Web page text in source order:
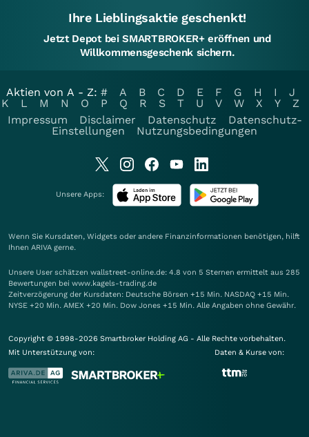
Ihre Lieblingsaktie geschenkt!
Jetzt Depot bei SMARTBROKER+ eröffnen und
Willkommensgeschenk sichern.
Aktien von A - Z: # A B C D E F G H I
J
K
L M N O P Q R S T U V W X Y
Z
Impressum
Disclaimer Datenschutz
Datenschutz-
Einstellungen
Nutzungsbedingungen
Unsere Apps:
Wenn Sie Kursdaten, Widgets oder andere Finanzinformationen benötigen, hilft
Ihnen ARIVA gerne.
Unsere User schätzen wallstreet-online.de: 4.8 von 5 Sternen ermittelt aus 285
Bewertungen bei www.kagels-trading.de
Zeitverzögerung der Kursdaten: Deutsche Börsen +15 Min. NASDAQ +15 Min.
NYSE +20 Min. AMEX +20 Min. Dow Jones +15 Min. Alle Angaben ohne Gewähr.
Copyright © 1998-2026 Smartbroker Holding AG - Alle Rechte vorbehalten.
Mit Unterstützung von:
Daten & Kurse von: